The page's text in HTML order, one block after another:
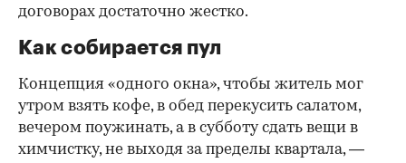
договорах достаточно жестко.
Как собирается пул
Концепция «одного окна», чтобы житель мог
утром взять кофе, в обед перекусить салатом,
вечером поужинать, а в субботу сдать вещи в
химчистку, не выходя за пределы квартала, —